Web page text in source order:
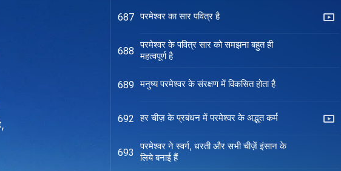
687 परमेश्वर का सार पवित्र है
688
परमेश्वर के पवित्र सार को समझना बहुत ही
महत्वपूर्ण है
689 मनुष्य परमेश्वर के संरक्षण में विकसित होता है
692 हर चीज़ के प्रबंधन में परमेश्वर के अद्भुत कर्म
693
परमेश्वर ने स्वर्ग, धरती और सभी चीज़ें इंसान के
लिये बनाई हैं